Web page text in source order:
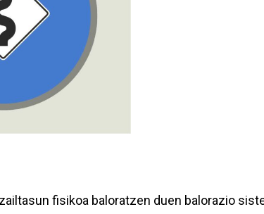
fisikoa baloratzen duen balorazio